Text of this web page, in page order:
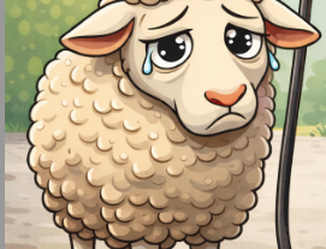
que nous pensons être
noter que vous pouvez
tout moment;
· Vous fournir des
offres et des services
besoins d'autres personnes
comportements similaires
· Pour nous aider à développer
application afin d'être plus
expérience utilisateur des